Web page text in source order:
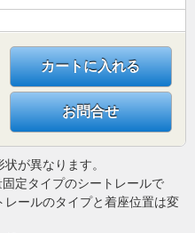
カートに入れる
お問合せ
が異なります。
定タイプのシートレールで
ールのタイプと着座位置は変